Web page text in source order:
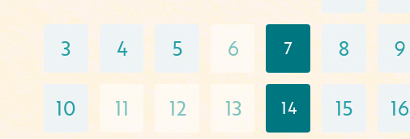
3 4 5 6 7 8 9
10 11 12 13 14 15 16